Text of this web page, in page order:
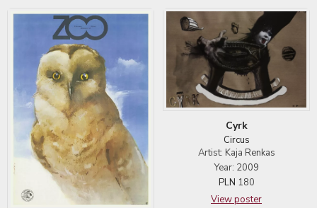
Cyrk
Circus
Artist: Kaja Renkas
Year: 2009
PLN 180
View poster